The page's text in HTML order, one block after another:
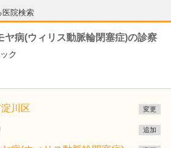
医院検索
ヤ病(ウィリス動脈輪閉塞症)の診察
ク
川区 変更
追加